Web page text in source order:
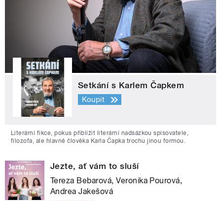
Setkání s Karlem Čapkem
Koupit
Literární fikce, pokus přiblížit literární nadsázkou spisovatele,
filozofa, ale hlavně člověka Karla Čapka trochu jinou formou.
Jezte, ať vám to sluší
Tereza Bebarová, Veronika Pourová,
Andrea Jakešová